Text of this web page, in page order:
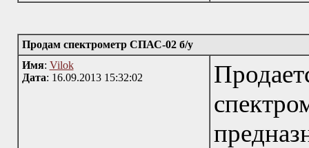
Продам спектрометр СПАС-02 б/у
Имя: Vilok
Дата: 16.09.2013 15:32:02